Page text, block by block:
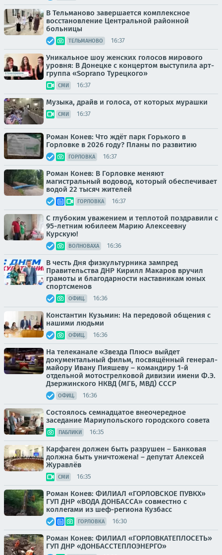
В Тельманово завершается комплексное
восстановление Центральной районной
больницы
ТЕЛЬМАНОВО 16:37
Уникальное шоу женских голосов мирового
уровня: В Донецке с концертом выступила арт-
группа «Soprano Турецкого»
СМИ 16:37
Музыка, драйв и голоса, от которых мурашки
СМИ 16:37
Роман Конев: Что ждёт парк Горького в
Горловке в 2026 году? Планы по развитию
ГОРЛОВКА 16:37
Роман Конев: В Горловке меняют
магистральный водовод, который обеспечивает
водой 22 тысяч жителей
ГОРЛОВКА 16:37
С глубоким уважением и теплотой поздравили с
95-летним юбилеем Марию Алексеевну
Курскую!
ВОЛНОВАХА 16:36
В честь Дня физкультурника зампред
Правительства ДНР Кирилл Макаров вручил
грамоты и благодарности наставникам юных
спортсменов
ОФИЦ. 16:36
Константин Кузьмин: На передовой общения с
нашими людьми
ОФИЦ. 16:36
На телеканале «Звезда Плюс» выйдет
документальный фильм, посвящённый генерал-
майору Ивану Пияшеву – командиру 1-й
отдельной мотострелковой дивизии имени Ф.Э.
Дзержинского НКВД (МГБ, МВД) СССР
ОФИЦ. 16:36
Состоялось семнадцатое внеочередное
заседание Мариупольского городского совета
ПАБЛИКИ 16:35
Карфаген должен быть разрушен – Банковая
должна быть уничтожена! – депутат Алексей
Журавлёв
СМИ 16:35
Роман Конев: ФИЛИАЛ «ГОРЛОВСКОЕ ПУВКХ»
ГУП ДНР «ВОДА ДОНБАССА» совместно с
коллегами из шеф-региона Кузбасс
ГОРЛОВКА 16:30
Роман Конев: ФИЛИАЛ «ГОРЛОВКАТЕПЛОСЕТЬ»
ГУП ДНР «ДОНБАССТЕПЛОЭНЕРГО»